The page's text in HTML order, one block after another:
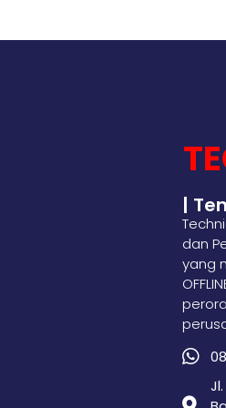
|
dan
yang